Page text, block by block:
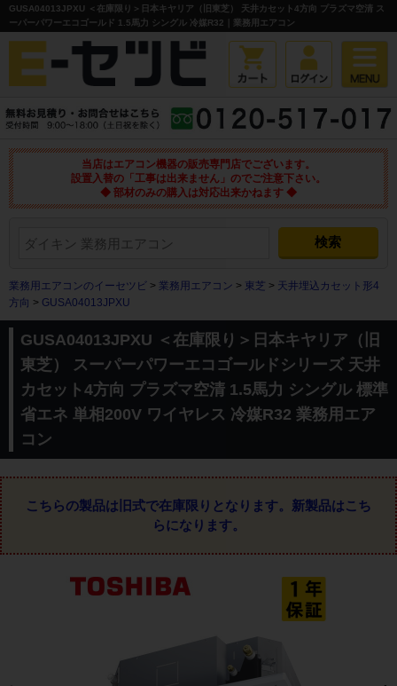
GUSA04013JPXU ＜在庫限り＞日本キヤリア（旧東芝） 天井カセット4方向 プラズマ空清 ス
ーパーパワーエコゴールド 1.5馬力 シングル 冷媒R32｜業務用エアコン
当店はエアコン機器の販売専門店でございます。
設置入替の「工事は出来ません」のでご注意下さい。
◆ 部材のみの購入は対応出来かねます ◆
業務用エアコンのイーセツビ > 業務用エアコン > 東芝 > 天井埋込カセット形4
方向 > GUSA04013JPXU
GUSA04013JPXU ＜在庫限り＞日本キヤリア（旧
東芝） スーパーパワーエコゴールドシリーズ 天井
カセット4方向 プラズマ空清 1.5馬力 シングル 標準
省エネ 単相200V ワイヤレス 冷媒R32 業務用エア
コン
こちらの製品は旧式で在庫限りとなります。 新製品はこち
らになります。